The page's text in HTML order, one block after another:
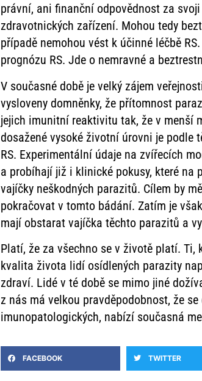
právní, ani finanční odpovědnost za
zdravotnických zařízení. Mohou tedy
případě nemohou vést k účinné léčbě
prognózu RS. Jde o nemravné a
V současné době je velký zájem
vysloveny domněnky, že přítomnost
jejich imunitní reaktivitu tak, že v menší
dosažené vysoké životní úrovni je
RS. Experimentální údaje na zvířecích
a probíhají již i klinické pokusy, které
vajíčky neškodných parazitů. Cílem by
pokračovat v tomto bádání. Zatím je
mají obstarat vajíčka těchto parazitů a
Platí, že za všechno se v životě platí.
kvalita života lidí osídlených parazity
zdraví. Lidé v té době se mimo jiné
z nás má velkou pravděpodobnost, že
imunopatologických, nabízí současná
FACEBOOK TWITTER